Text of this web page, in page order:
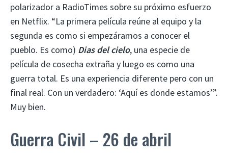
polarizador a RadioTimes sobre su próximo esfuerzo
en Netflix. “La primera película reúne al equipo y la
segunda es como si empezáramos a conocer el
pueblo. Es como) Dias del cielo, una especie de
película de cosecha extraña y luego es como una
guerra total. Es una experiencia diferente pero con un
final real. Con un verdadero: ‘Aquí es donde estamos’”.
Muy bien.
Guerra Civil – 26 de abril